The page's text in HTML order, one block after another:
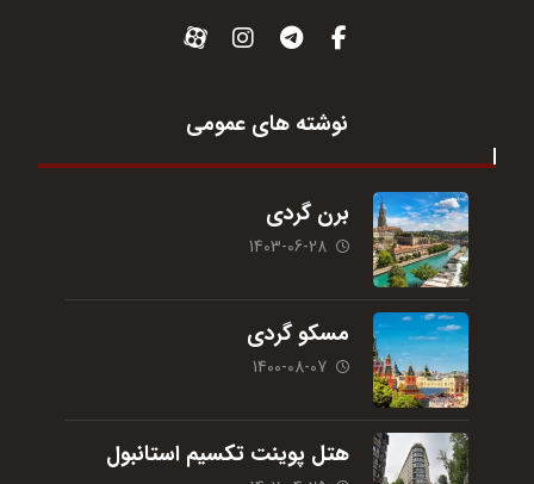
نوشته های عمومی
برن گردی
1403-06-28
مسکو گردی
1400-08-07
هتل پوینت تکسیم استانبول